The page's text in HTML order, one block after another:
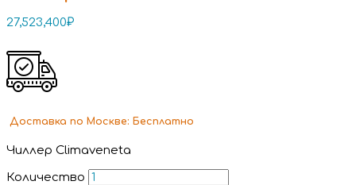
27,523,400₽
Доставка по Москве: Бесплатно
Чиллер Climaveneta
Количество